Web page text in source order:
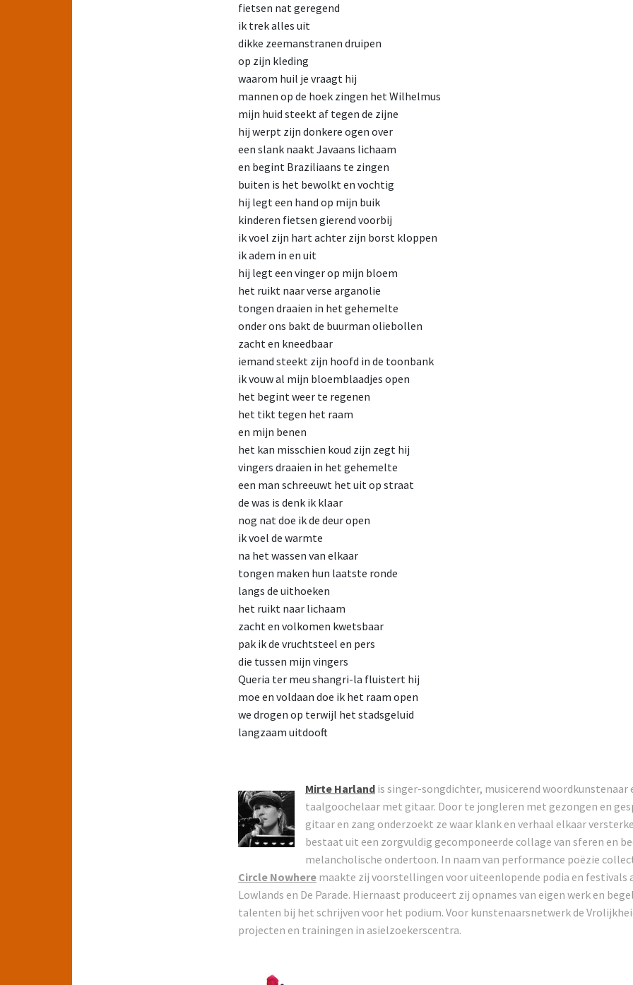
fietsen nat geregend
ik trek alles uit
dikke zeemanstranen druipen
op zijn kleding
waarom huil je vraagt hij
mannen op de hoek zingen het Wilhelmus
mijn huid steekt af tegen de zijne
hij werpt zijn donkere ogen over
een slank naakt Javaans lichaam
en begint Braziliaans te zingen
buiten is het bewolkt en vochtig
hij legt een hand op mijn buik
kinderen fietsen gierend voorbij
ik voel zijn hart achter zijn borst kloppen
ik adem in en uit
hij legt een vinger op mijn bloem
het ruikt naar verse arganolie
tongen draaien in het gehemelte
onder ons bakt de buurman oliebollen
zacht en kneedbaar
iemand steekt zijn hoofd in de toonbank
ik vouw al mijn bloemblaadjes open
het begint weer te regenen
het tikt tegen het raam
en mijn benen
het kan misschien koud zijn zegt hij
vingers draaien in het gehemelte
een man schreeuwt het uit op straat
de was is denk ik klaar
nog nat doe ik de deur open
ik voel de warmte
na het wassen van elkaar
tongen maken hun laatste ronde
langs de uithoeken
het ruikt naar lichaam
zacht en volkomen kwetsbaar
pak ik de vruchtsteel en pers
die tussen mijn vingers
Queria ter meu shangri-la fluistert hij
moe en voldaan doe ik het raam open
we drogen op terwijl het stadsgeluid
langzaam uitdooft
Mirte Harland is singer-songdichter, musicerend woordkunstenaar
taalgoochelaar met gitaar. Door te jongleren met gezongen en
gitaar en zang onderzoekt ze waar klank en verhaal elkaar
bestaat uit een zorgvuldig gecomponeerde collage van sferen en
melancholische ondertoon. In naam van performance poëzie
Circle Nowhere maakte zij voorstellingen voor uiteenlopende podia en festivals
Lowlands en De Parade. Hiernaast produceert zij opnames van eigen werk en
talenten bij het schrijven voor het podium. Voor kunstenaarsnetwerk de
projecten en trainingen in asielzoekerscentra.